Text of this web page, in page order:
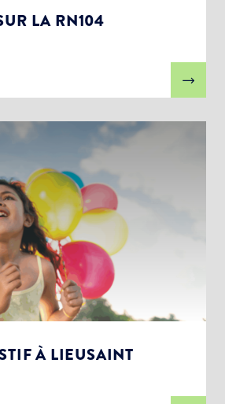
LA RN104
À LIEUSAINT